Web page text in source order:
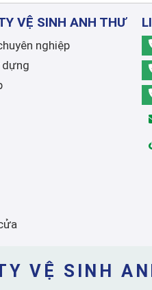
VỆ SINH ANH THƯ
nghiệp
dựng
VỆ SINH